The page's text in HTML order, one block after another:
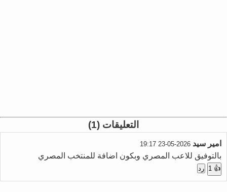
التعليقات (1)
امير سيد 2026-05-23 19:17
بالتوفيق للاعب المصري وبكون اضافة للمنتخب المصري
👍 1 رد